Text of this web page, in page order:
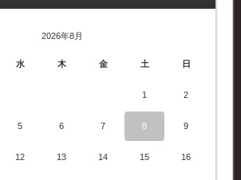
2026年8月
水 木 金 土 日
1 2
5 6 7 8 9
12 13 14 15 16